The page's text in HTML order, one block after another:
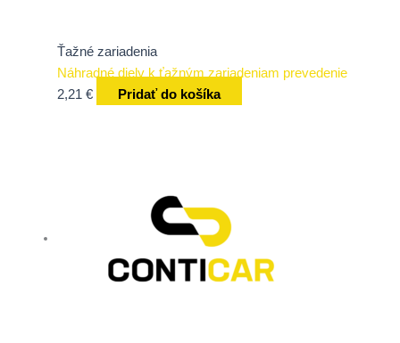
Ťažné zariadenia
Náhradné diely k ťažným zariadeniam prevedenie
2,21 € Pridať do košíka